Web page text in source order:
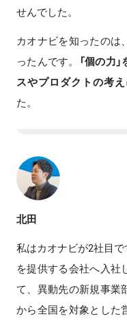
せんでした。
カオナビを知ったのは
ったんです。
「個の力
スやプロダクトの考え
た。
北田
私はカオナビが2社目
を提供する会社へ入社
て、異動先の新規事業
から全国を対象とした